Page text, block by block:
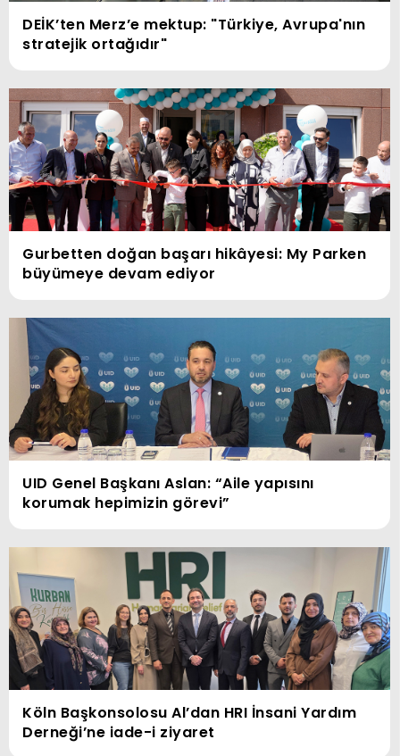
DEİK’ten Merz’e mektup: "Türkiye, Avrupa'nın
stratejik ortağıdır"
Gurbetten doğan başarı hikâyesi: My Parken
büyümeye devam ediyor
UID Genel Başkanı Aslan: “Aile yapısını
korumak hepimizin görevi”
Köln Başkonsolosu Al’dan HRI İnsani Yardım
Derneği’ne iade-i ziyaret